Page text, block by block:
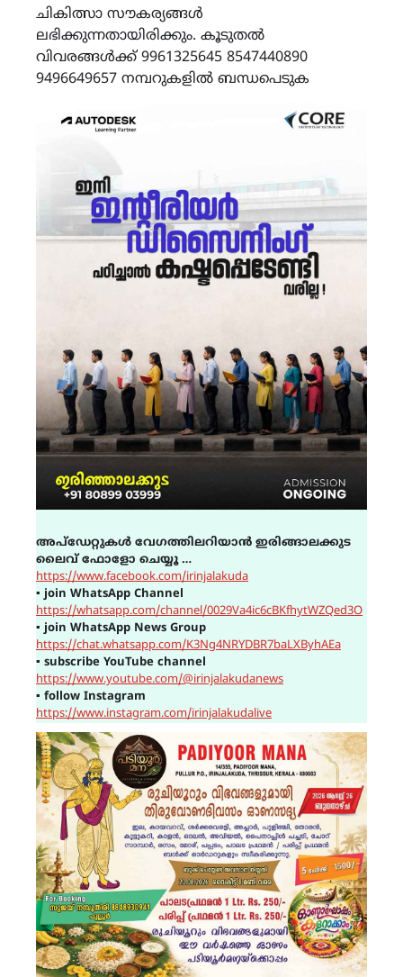
ചികിത്സാ സൗകര്യങ്ങൾ
ലഭിക്കുന്നതായിരിക്കും. കൂടുതൽ
വിവരങ്ങൾക്ക് 9961325645 8547440890
9496649657 നമ്പറുകളിൽ ബന്ധപെടുക
അപ്ഡേറ്റുകൾ വേഗത്തിലറിയാൻ ഇരിങ്ങാലക്കുട
ലൈവ് ഫോളോ ചെയ്യൂ …
https://www.facebook.com/irinjalakuda
▪ join WhatsApp Channel
https://whatsapp.com/channel/0029Va4ic6cBKfhytWZQed3O
▪ join WhatsApp News Group
https://chat.whatsapp.com/K3Ng4NRYDBR7baLXByhAEa
▪ subscribe YouTube channel
https://www.youtube.com/@irinjalakudanews
▪ follow Instagram
https://www.instagram.com/irinjalakudalive